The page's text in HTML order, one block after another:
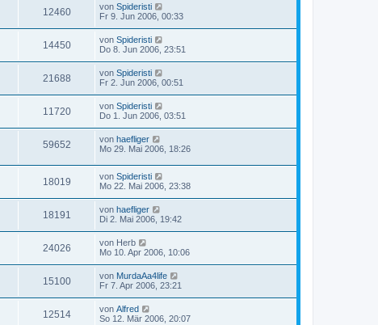
12460 von Spideristi
Fr 9. Jun 2006, 00:33
14450 von Spideristi
Do 8. Jun 2006, 23:51
21688 von Spideristi
Fr 2. Jun 2006, 00:51
11720 von Spideristi
Do 1. Jun 2006, 03:51
59652 von haefliger
Mo 29. Mai 2006, 18:26
18019 von Spideristi
Mo 22. Mai 2006, 23:38
18191 von haefliger
Di 2. Mai 2006, 19:42
24026 von Herb
Mo 10. Apr 2006, 10:06
15100 von MurdaAa4life
Fr 7. Apr 2006, 23:21
12514 von Alfred
So 12. Mär 2006, 20:07